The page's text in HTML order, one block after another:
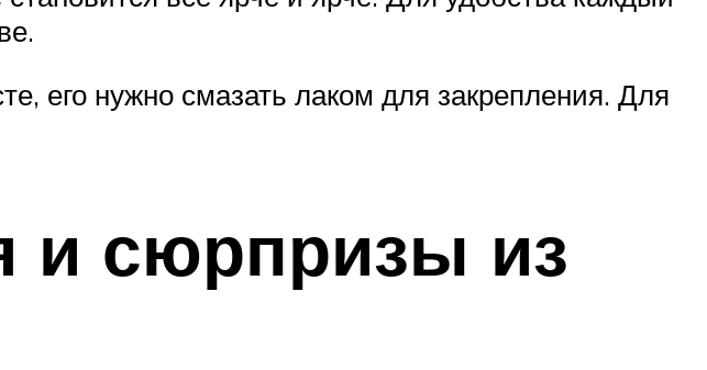
его нужно смазать лаком для закрепления. Для
и сюрпризы из